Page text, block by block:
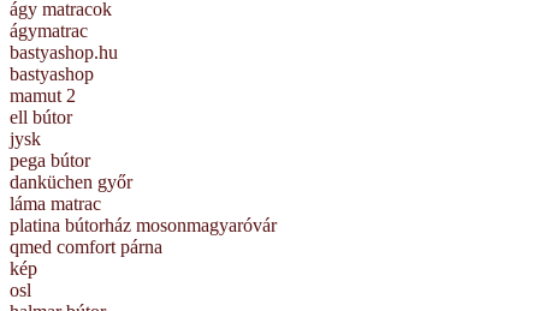
ágy matracok
ágymatrac
bastyashop.hu
bastyashop
mamut 2
ell bútor
jysk
pega bútor
danküchen győr
láma matrac
platina bútorház mosonmagyaróvár
qmed comfort párna
kép
osl